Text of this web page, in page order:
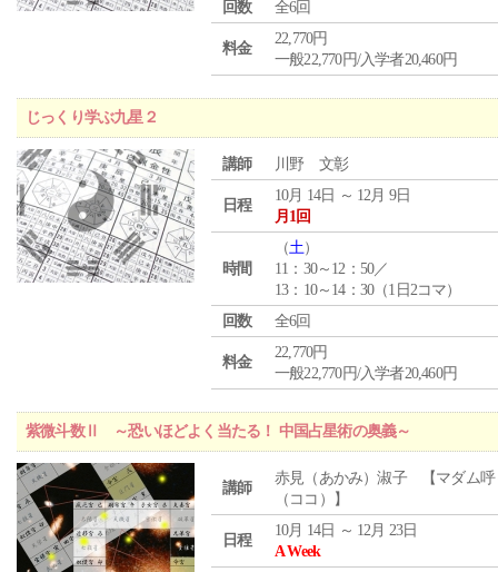
回数 全6回
料金
22,770円
一般22,770円/入学者20,460円
じっくり学ぶ九星２
講師 川野 文彰
日程
10月 14日 ～ 12月 9日
月1回
時間
（土）
11：30～12：50／
13：10～14：30（1日2コマ）
回数
全6回
料金
22,770円
一般22,770円/入学者20,460円
紫微斗数Ⅱ ～恐いほどよく当たる！ 中国占星術の奥義～
講師
赤見（あかみ）淑子 【マダム呼
（ココ）】
日程
10月 14日 ～ 12月 23日
A Week